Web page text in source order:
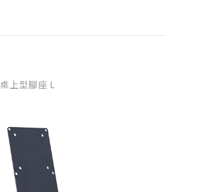
桌上型腳座 L